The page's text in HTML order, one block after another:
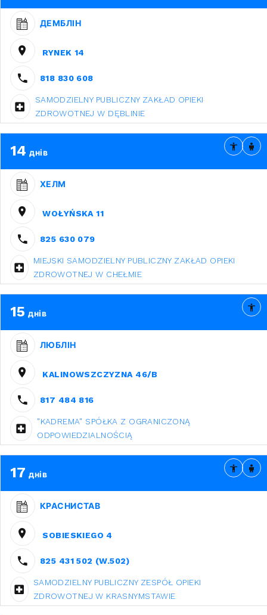
ДЕМБЛІН
RYNEK 14
818 830 608
SAMODZIELNY PUBLICZNY ZAKŁAD OPIEKI
ZDROWOTNEJ W DĘBLINIE
14 днів
ХЕЛМ
WOŁYŃSKA 11
825 630 079
MIEJSKI SAMODZIELNY PUBLICZNY ZAKŁAD OPIEKI
ZDROWOTNEJ W CHEŁMIE
15 днів
ЛЮБЛІН
KALINOWSZCZYZNA 46/B
817 484 816
"KADREMA" SPÓŁKA Z OGRANICZONĄ
ODPOWIEDZIALNOŚCIĄ
17 днів
КРАСНИСТАВ
SOBIESKIEGO 4
825 431 502 (W.502)
SAMODZIELNY PUBLICZNY ZESPÓŁ OPIEKI
ZDROWOTNEJ W KRASNYMSTAWIE